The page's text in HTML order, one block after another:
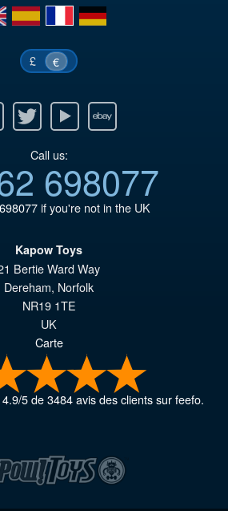
es fr de
£ €
Youtube Ebay
Call us:
698077
if you're not in the UK
Kapow Toys
Bertie Ward Way
Dereham, Norfolk
NR19 1TE
UK
Carte
4.9/5de3484avis des clients sur feefo.